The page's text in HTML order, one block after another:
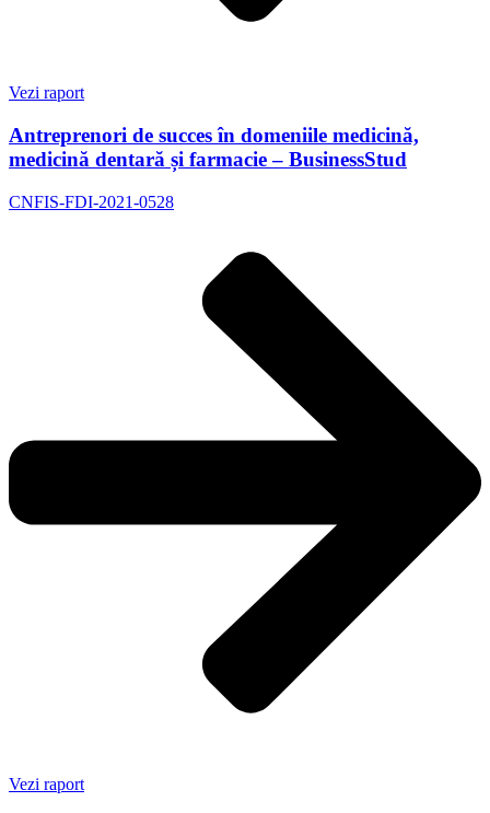
Vezi raport
Antreprenori de succes în domeniile medicină,
medicină dentară și farmacie – BusinessStud
CNFIS-FDI-2021-0528
Vezi raport